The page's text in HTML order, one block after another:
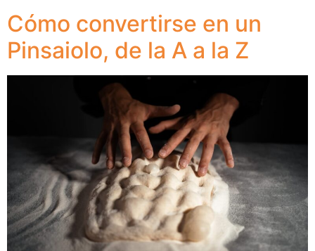
Cómo convertirse en un
Pinsaiolo, de la A a la Z